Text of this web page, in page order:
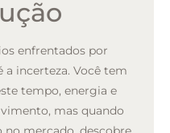
enfrentados por
incerteza. Você tem
tempo, energia e
mas quando